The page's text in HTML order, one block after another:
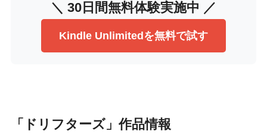
＼ 30日間無料体験実施中 ／
Kindle Unlimitedを無料で試す
「ドリフターズ」作品情報